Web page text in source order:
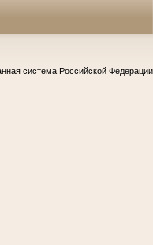
система Российской